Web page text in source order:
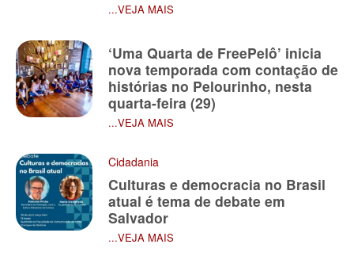
...VEJA MAIS
‘Uma Quarta de FreePelô’ inicia
nova temporada com contação de
histórias no Pelourinho, nesta
quarta-feira (29)
...VEJA MAIS
Cidadania
Culturas e democracia no Brasil
atual é tema de debate em
Salvador
...VEJA MAIS